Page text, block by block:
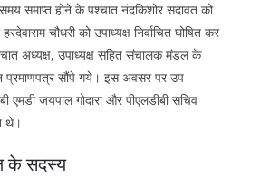
समय समाप्त होने के पश्चात नंदकिशोर सदावत को
चौधरी को उपाध्यक्ष निर्वाचित घोषित कर
अध्यक्ष, उपाध्यक्ष सहित संचालक मंडल के
प्रमाणपत्र सौंपे गये। इस अवसर पर उप
एमडी जयपाल गोदारा और पीएलडीबी सचिव
थे।
के सदस्य